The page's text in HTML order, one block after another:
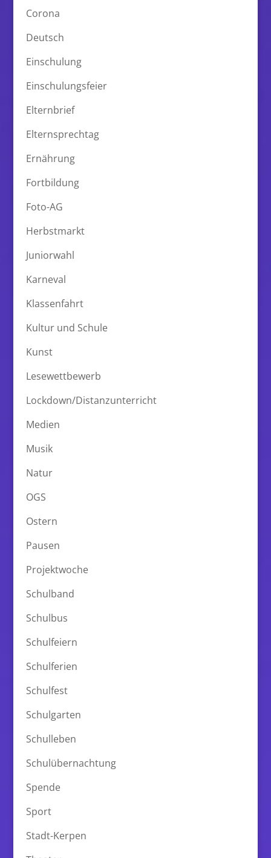
Corona
Deutsch
Einschulung
Einschulungsfeier
Elternbrief
Elternsprechtag
Ernährung
Fortbildung
Foto-AG
Herbstmarkt
Juniorwahl
Karneval
Klassenfahrt
Kultur und Schule
Kunst
Lesewettbewerb
Lockdown/Distanzunterricht
Medien
Musik
Natur
OGS
Ostern
Pausen
Projektwoche
Schulband
Schulbus
Schulfeiern
Schulferien
Schulfest
Schulgarten
Schulleben
Schulübernachtung
Spende
Sport
Stadt-Kerpen